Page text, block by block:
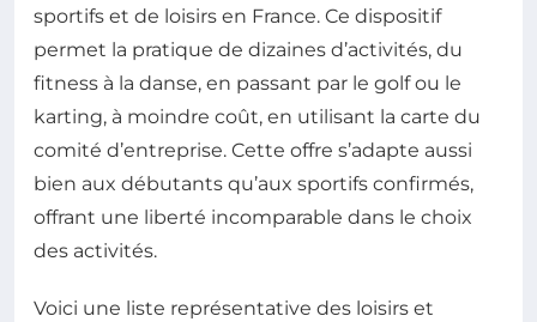
sportifs et de loisirs en France. Ce dispositif
permet la pratique de dizaines d’activités, du
fitness à la danse, en passant par le golf ou le
karting, à moindre coût, en utilisant la carte du
comité d’entreprise. Cette offre s’adapte aussi
bien aux débutants qu’aux sportifs confirmés,
offrant une liberté incomparable dans le choix
des activités.
Voici une liste représentative des loisirs et